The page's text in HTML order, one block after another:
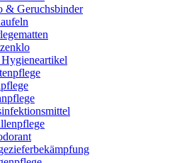
& Geruchsbinder